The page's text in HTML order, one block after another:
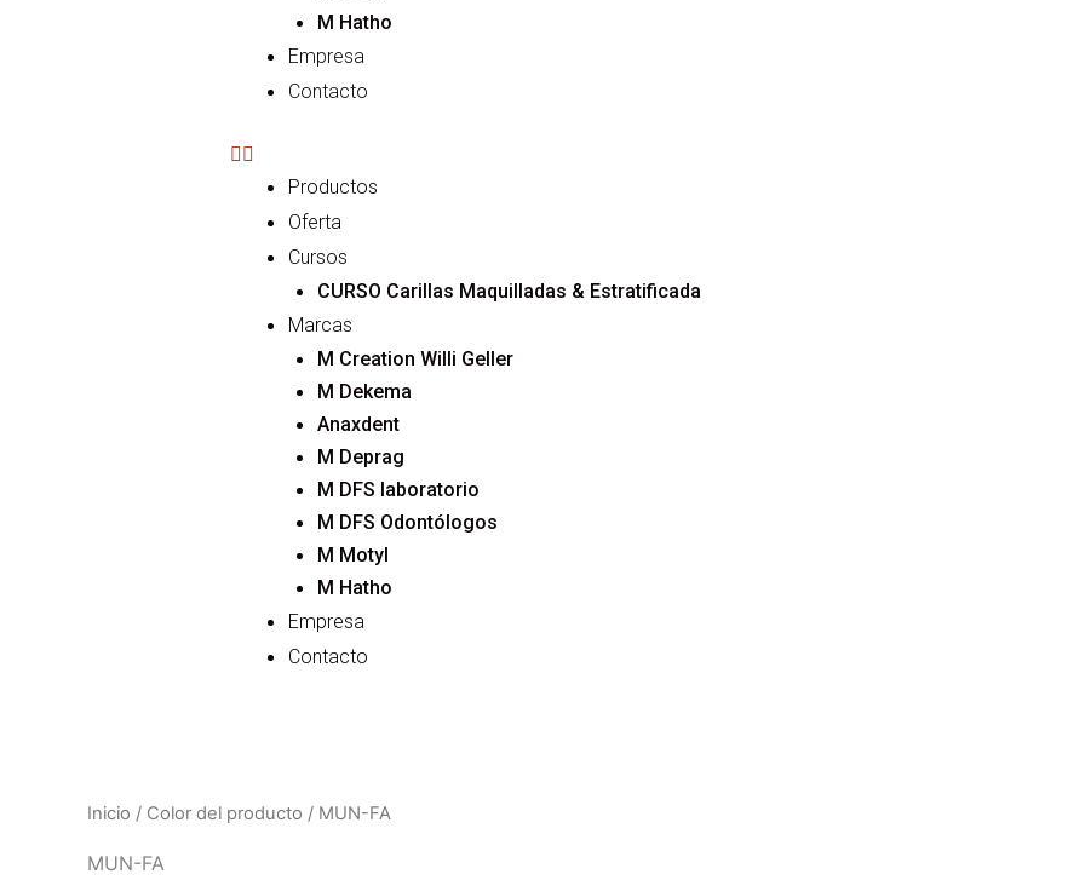
M Hatho
Empresa
Contacto
Productos
Oferta
Cursos
CURSO Carillas Maquilladas & Estratificada
Marcas
M Creation Willi Geller
M Dekema
Anaxdent
M Deprag
M DFS laboratorio
M DFS Odontólogos
M Motyl
M Hatho
Empresa
Contacto
Inicio / Color del producto / MUN-FA
MUN-FA